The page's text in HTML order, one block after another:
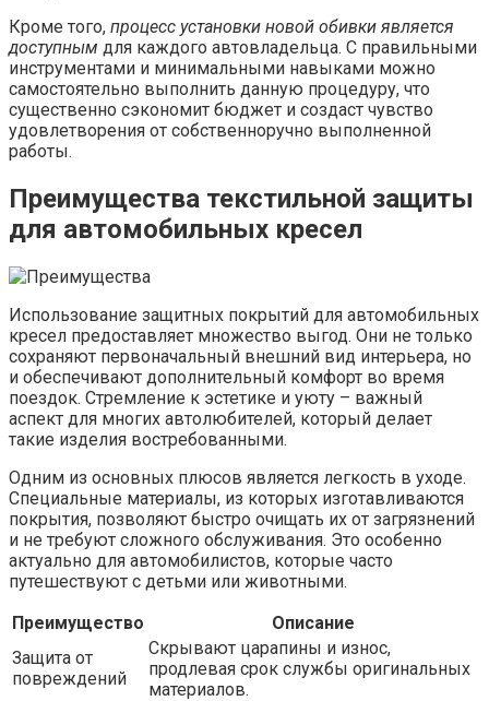
Кроме того, процесс установки новой обивки является
доступным для каждого автовладельца. С правильными
инструментами и минимальными навыками можно
самостоятельно выполнить данную процедуру, что
существенно сэкономит бюджет и создаст чувство
удовлетворения от собственноручно выполненной
работы.
Преимущества текстильной защиты
для автомобильных кресел
Использование защитных покрытий для автомобильных
кресел предоставляет множество выгод. Они не только
сохраняют первоначальный внешний вид интерьера, но
и обеспечивают дополнительный комфорт во время
поездок. Стремление к эстетике и уюту – важный
аспект для многих автолюбителей, который делает
такие изделия востребованными.
Одним из основных плюсов является легкость в уходе.
Специальные материалы, из которых изготавливаются
покрытия, позволяют быстро очищать их от загрязнений
и не требуют сложного обслуживания. Это особенно
актуально для автомобилистов, которые часто
путешествуют с детьми или животными.
Преимущество
Описание
Защита от
повреждений
Скрывают царапины и износ,
продлевая срок службы оригинальных
материалов.